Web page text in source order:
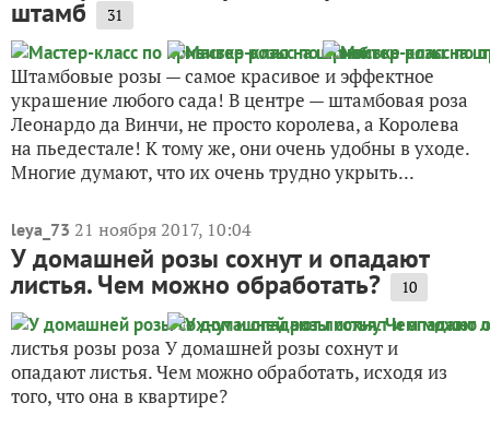
штамб 31
Штамбовые розы — самое красивое и эффектное
украшение любого сада! В центре — штамбовая роза
Леонардо да Винчи, не просто королева, а Королева
на пьедестале! К тому же, они очень удобны в уходе.
Многие думают, что их очень трудно укрыть...
leya_73 21 ноября 2017, 10:04
У домашней розы сохнут и опадают
листья. Чем можно обработать? 10
листья розы роза У домашней розы сохнут и
опадают листья. Чем можно обработать, исходя из
того, что она в квартире?